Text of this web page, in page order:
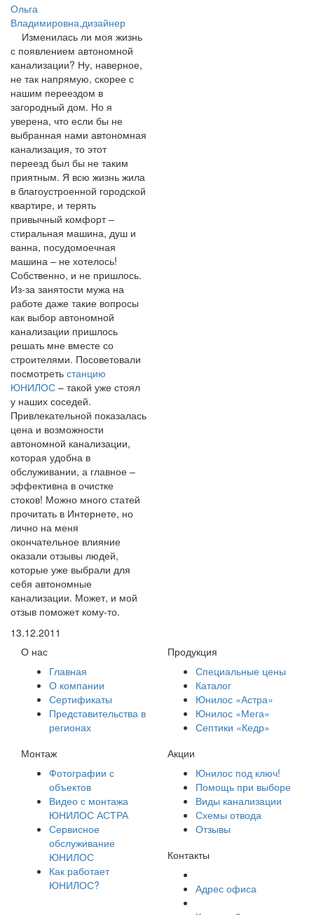
Ольга
Владимировна,дизайнер
Изменилась ли моя жизнь
с появлением автономной
канализации? Ну, наверное,
не так напрямую, скорее с
нашим переездом в
загородный дом. Но я
уверена, что если бы не
выбранная нами автономная
канализация, то этот
переезд был бы не таким
приятным. Я всю жизнь жила
в благоустроенной городской
квартире, и терять
привычный комфорт –
стиральная машина, душ и
ванна, посудомоечная
машина – не хотелось!
Собственно, и не пришлось.
Из-за занятости мужа на
работе даже такие вопросы
как выбор автономной
канализации пришлось
решать мне вместе со
строителями. Посоветовали
посмотреть станцию
ЮНИЛОС – такой уже стоял
у наших соседей.
Привлекательной показалась
цена и возможности
автономной канализации,
которая удобна в
обслуживании, а главное –
эффективна в очистке
стоков! Можно много статей
прочитать в Интернете, но
лично на меня
окончательное влияние
оказали отзывы людей,
которые уже выбрали для
себя автономные
канализации. Может, и мой
отзыв поможет кому-то.
13.12.2011
О нас
Главная
О компании
Сертификаты
Представительства в
регионах
Продукция
Специальные цены
Каталог
Юнилос «Астра»
Юнилос «Мега»
Септики «Кедр»
Монтаж
Фотографии с
объектов
Видео с монтажа
ЮНИЛОС АСТРА
Сервисное
обслуживание
ЮНИЛОС
Как работает
ЮНИЛОС?
Акции
Юнилос под ключ!
Помощь при выборе
Виды канализации
Схемы отвода
Отзывы
Контакты
Адрес офиса